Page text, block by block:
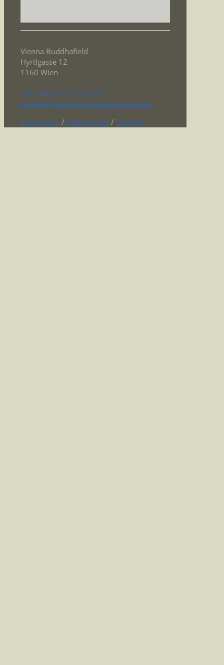
Vienna Buddhafield
Hyrtlgasse 12
1160 Wien
Tel: +43 699 119 09 337
kontakt@meditationszentrum-wien.at
Impressum / Datenschutz / Cookies